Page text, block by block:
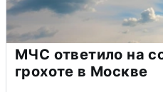
МЧС ответило на
грохоте в Москве